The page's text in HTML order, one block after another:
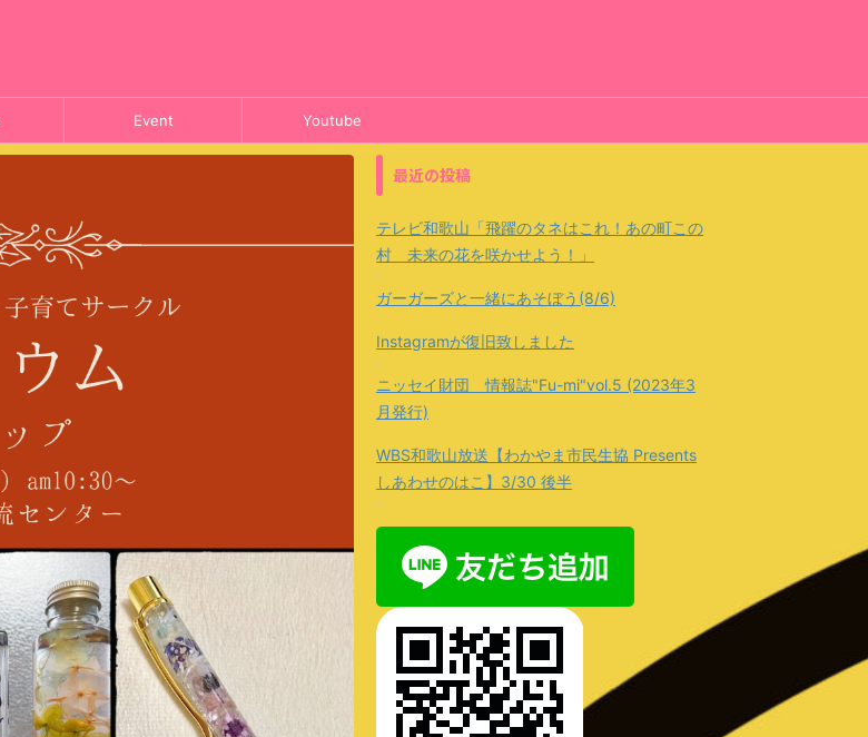
Event Youtube
最近の投稿
テレビ和歌山「飛躍のタネはこれ！あの町この
村 未来の花を咲かせよう！」
ガーガーズと一緒にあそぼう(8/6)
Instagramが復旧致しました
ニッセイ財団 情報誌"Fu-mi"vol.5 (2023年3
月発行)
WBS和歌山放送【わかやま市民生協 Presents
しあわせのはこ】3/30 後半